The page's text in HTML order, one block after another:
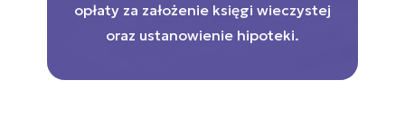
opłaty za założenie księgi wieczystej
oraz ustanowienie hipoteki.